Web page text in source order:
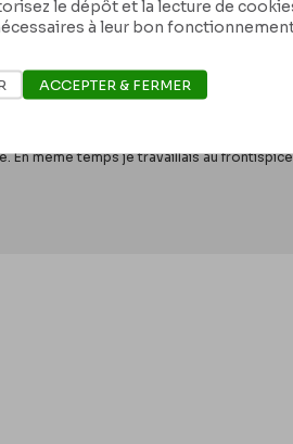
12/24
Deman, mon silence doit vous
à vous dire, & je préfère vous les
pris comme dans un étau par la
fort d’ailleurs, & dont j’ai hâte de me
qui grave, car il estPage 1 Verso : 2fort
En même temps je travaillais au
le dépôt et la lecture de
à leur bon
ACCEPTER & FERMER